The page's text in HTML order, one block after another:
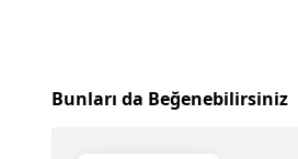
Bunları da Beğenebilirsiniz